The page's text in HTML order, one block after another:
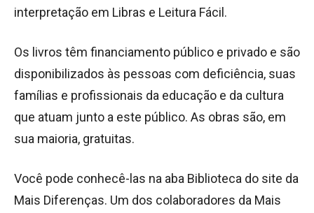
interpretação em Libras e Leitura Fácil.
Os livros têm financiamento público e privado e são
disponibilizados às pessoas com deficiência, suas
famílias e profissionais da educação e da cultura
que atuam junto a este público. As obras são, em
sua maioria, gratuitas.
Você pode conhecê-las na aba Biblioteca do site da
Mais Diferenças. Um dos colaboradores da Mais